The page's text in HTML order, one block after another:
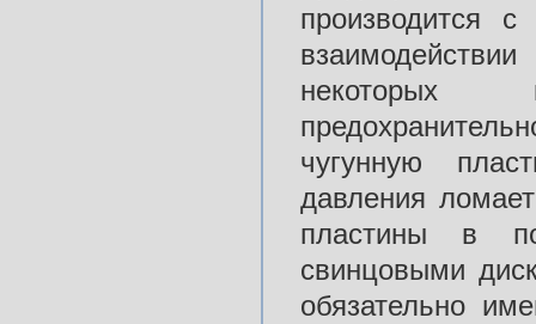
производится
некоторых
чугунную
давления
пластины в
свинцовыми
обязательно